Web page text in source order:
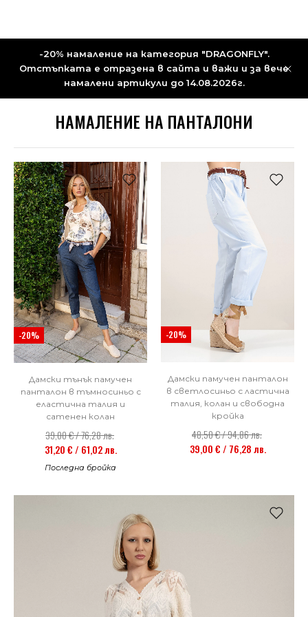
-20% намаление на категория "DRAGONFLY".
Отстъпката е отразена в сайта и важи и за вече
намалени артикули до 14.08.2026г.
НАМАЛЕНИЕ НА ПАНТАЛОНИ
-20%
Дамски тънък памучен
панталон в тъмносиньо с
еластична талия и
сатенен колан
39,00 € / 76,28 лв.
31,20 € / 61,02 лв.
Последна бройка
-20%
Дамски памучен панталон
в светлосиньо с ластична
талия, колан и свободна
кройка
48,50 € / 94,86 лв.
39,00 € / 76,28 лв.